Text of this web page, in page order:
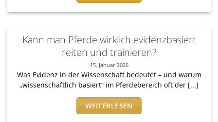
Kann man Pferde wirklich evidenzbasiert
reiten und trainieren?
15. Januar 2026
Was Evidenz in der Wissenschaft bedeutet – und warum
„wissenschaftlich basiert“ im Pferdebereich oft der [...]
WEITERLESEN